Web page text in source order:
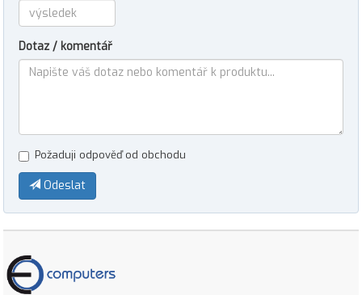
Dotaz / komentář
Požaduji odpověď od obchodu
Odeslat